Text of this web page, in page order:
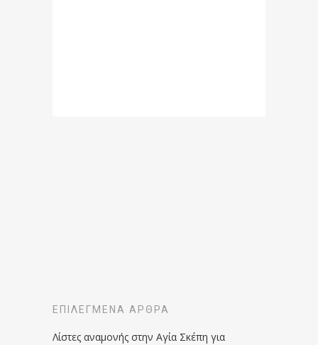
ΕΠΙΛΕΓΜΈΝΑ ΆΡΘΡΑ
Λίστες αναμονής στην Αγία Σκέπη για